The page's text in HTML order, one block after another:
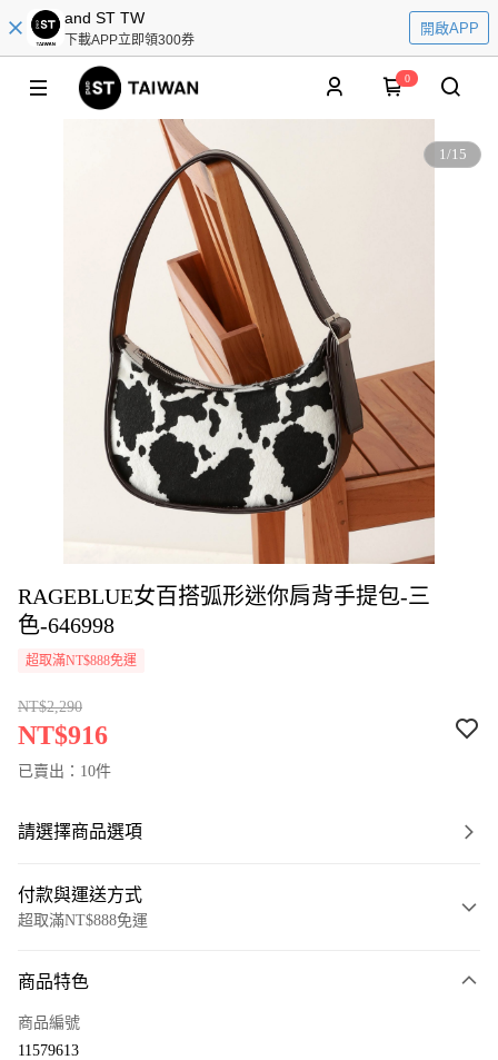
and ST TW
下載APP立即領300券
開啟APP
0
1/15
RAGEBLUE女百搭弧形迷你肩背手提包-三
色-646998
超取滿NT$888免運
NT$2,290
NT$916
已賣出：10件
請選擇商品選項
付款與運送方式
超取滿NT$888免運
信用卡一次付款
商品特色
商品編號
11579613